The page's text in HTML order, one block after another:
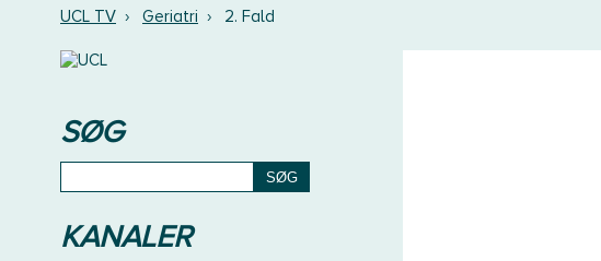
UCL TV › Geriatri › 2. Fald
SØG
KANALER